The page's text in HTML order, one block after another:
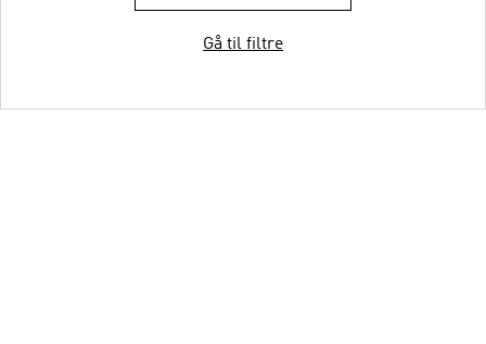
Gå til filtre